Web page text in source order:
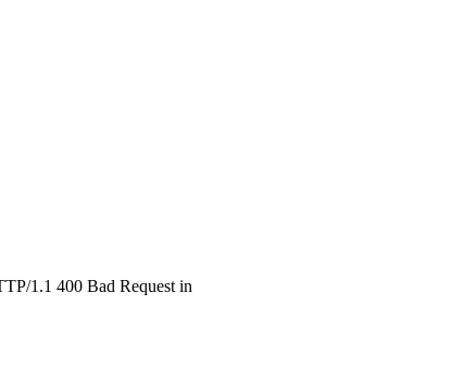
1.1 400 Bad Request in